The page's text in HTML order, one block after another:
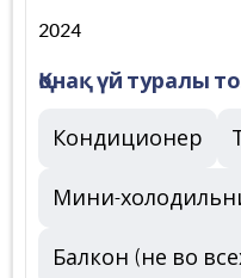
2024
Қонақ үй туралы
Кондиционер
Мини-
Балкон (не во